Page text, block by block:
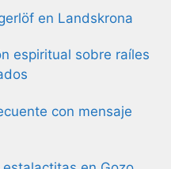
en Landskrona
espiritual sobre raíles
con mensaje